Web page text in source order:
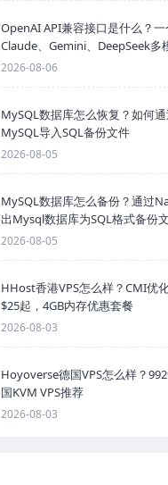
OpenAI API兼容接口是什么？一
Claude、Gemini、DeepSeek多
2026-08-06
MySQL数据库怎么恢复？如何
MySQL导入SQL备份文件
2026-08-05
MySQL数据库怎么备份？通过
出Mysql数据库为SQL格式备份
2026-08-05
HHost香港VPS怎么样？CMI优
$25起，4GB内存优惠套餐
2026-08-03
Hoyoverse德国VPS怎么样？
国KVM VPS推荐
2026-08-03